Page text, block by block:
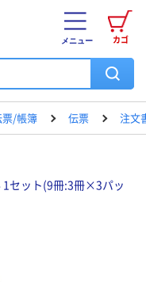
カゴ
メニュー
/帳簿 伝票 注文
1セット(9冊:3冊×3パッ